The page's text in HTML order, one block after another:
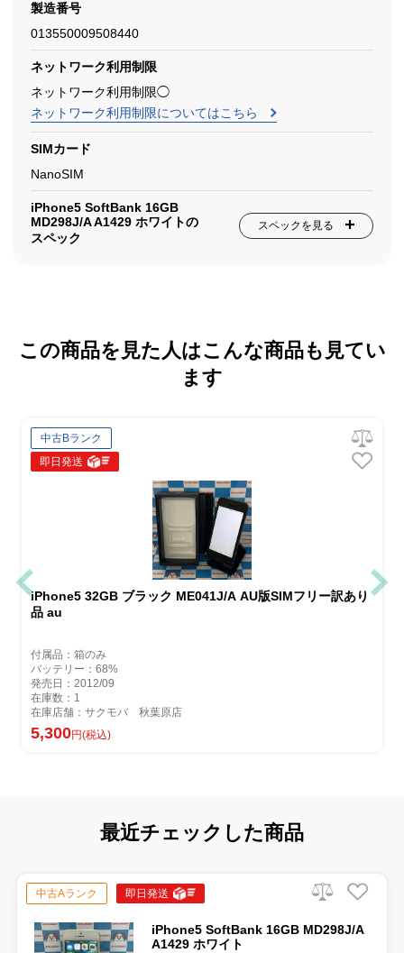
製造番号
013550009508440
ネットワーク利用制限
ネットワーク利用制限◯
ネットワーク利用制限についてはこちら
SIMカード
NanoSIM
iPhone5 SoftBank 16GB
MD298J/A A1429 ホワイトの
スペック
スペックを見る
この商品を見た人はこんな商品も見てい
ます
中古Bランク
即日発送
iPhone5 32GB ブラック ME041J/A AU版SIMフリー訳あり
品 au
付属品：箱のみ
バッテリー：68%
発売日：2012/09
在庫数：1
在庫店舗：サクモバ 秋葉原店
5,300円(税込)
最近チェックした商品
中古Aランク 即日発送
iPhone5 SoftBank 16GB MD298J/A
A1429 ホワイト